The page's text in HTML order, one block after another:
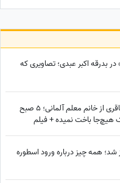
بدرقه اکبر عبدی؛ تصاویری که
خاطره خنده‌دار علی دایی و کریم باقری از خانم معلم آلمانی؛ 5 صبح
باخت نمیده + فیلم
شد؛ همه چیز درباره ورود اسطوره